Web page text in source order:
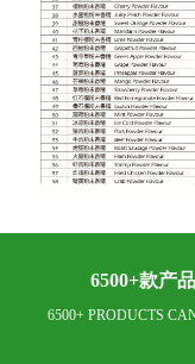
6500+款产
6500+ PRODUCTS